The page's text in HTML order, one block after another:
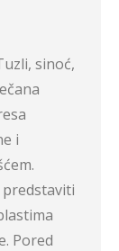
sinoć,
i
Pored